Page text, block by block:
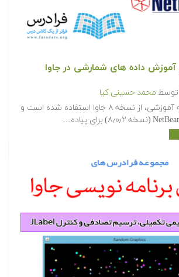
آموزش داده های شمارشی در جاوا
توسط محمد حسینی کیا
در این مجموعه آموزشی، از نسخه ۸ جاوا استفاده شده است و